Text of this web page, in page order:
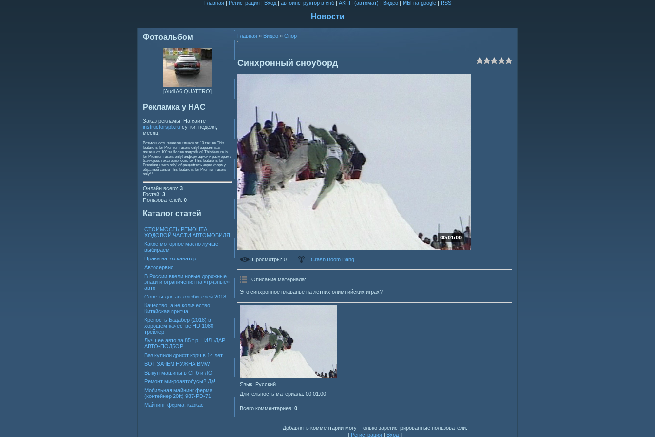
Главная| Регистрация| Вход| автоинструктор в спб| АКПП (автомат) | Видео| МЫ на google| RSS
Новости
Фотоальбом
[Audi A6 QUATTRO]
Рекламка у НАС
Заказ рекламы! На сайте
instructorspb.ru сутки, неделя,
месяц!
Возможность заказов кликов от 10 так же This
feature is for Premium users only! вариант как
показы от 100 за более подробной This feature is
for Premium users only! информацией и размерами
баннеров, текстовых ссылок This feature is for
Premium users only! обращайтесь через форму
обратной связи This feature is for Premium users
only! !
Онлайн всего: 3
Гостей: 3
Пользователей: 0
Каталог статей
СТОИМОСТЬ РЕМОНТА
ХОДОВОЙ ЧАСТИ АВТОМОБИЛЯ
Какое моторное масло лучше
выбираем
Права на экскаватор
Автосервис
В России ввели новые дорожные
знаки и ограничения на «грязные»
авто
Советы для автолюбителей 2018
Качество, а не количество
Китайская притча
Крепость Бадабер (2018) в
хорошем качестве HD 1080
трейлер
Лучшее авто за 85 т.р. | ИЛЬДАР
АВТО-ПОДБОР
Ваз купили дрифт корч в 14 лет
ВОТ ЗАЧЕМ НУЖНА BMW
Выкуп машины в СПб и ЛО
Ремонт микроавтобусы? Да!
Мобильная майнинг ферма
(контейнер 20ft) 987-PD-71
Майнинг-ферма, каркас
Главная » Видео » Спорт
Синхронный сноуборд
00:01:00
Просмотры: 0 Crash Boom Bang
Описание материала:
Это синхронное плаванье на летних олимпийских играх?
Язык: Русский
Длительность материала: 00:01:00
Всего комментариев: 0
Добавлять комментарии могут только зарегистрированные пользователи.
[ Регистрация | Вход ]